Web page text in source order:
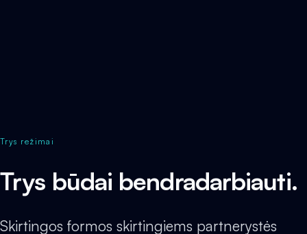
Trys režimai
Trys būdai bendradarbiauti.
Skirtingos formos skirtingiems partnerystės